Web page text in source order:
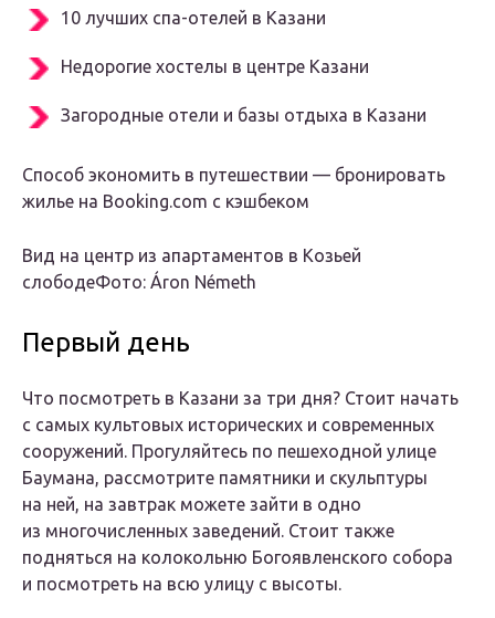
10 лучших спа-отелей в Казани
Недорогие хостелы в центре Казани
Загородные отели и базы отдыха в Казани
Способ экономить в путешествии — бронировать
жилье на Booking.com с кэшбеком
Вид на центр из апартаментов в Козьей
слободеФото: Áron Németh
Первый день
Что посмотреть в Казани за три дня? Стоит начать
с самых культовых исторических и современных
сооружений. Прогуляйтесь по пешеходной улице
Баумана, рассмотрите памятники и скульптуры
на ней, на завтрак можете зайти в одно
из многочисленных заведений. Стоит также
подняться на колокольню Богоявленского собора
и посмотреть на всю улицу с высоты.